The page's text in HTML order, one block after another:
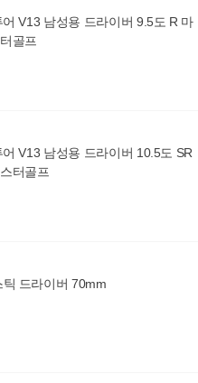
V13 남성용 드라이버 9.5도 R 마
골프
V13 남성용 드라이버 10.5도 SR
터골프
드라이버 70mm